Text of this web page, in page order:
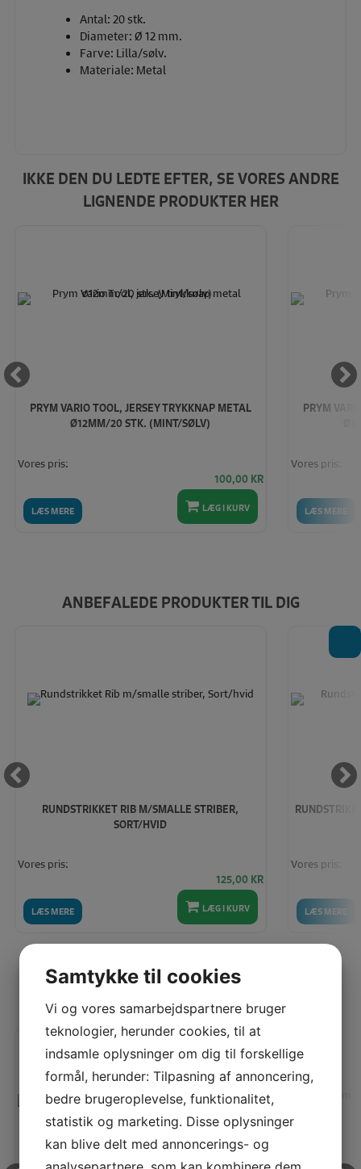
Antal: 20 stk.
Diameter: Ø 12 mm.
Farve: Lilla/sølv.
Materiale: Metal
IKKE DEN DU LEDTE EFTER, SE VORES ANDRE
LIGNENDE PRODUKTER HER
PRYM VARIO TOOL, JERSEY TRYKKNAP METAL
Ø12MM/20 STK. (MINT/SØLV)
LÆS MERE
Vores pris:
100,00 KR
LÆG I KURV
PRYM
LÆS MERE
Vores pris:
ANBEFALEDE PRODUKTER TIL DIG
RUNDSTRIKKET RIB M/SMALLE STRIBER,
SORT/HVID
LÆS MERE
Vores pris:
125,00 KR
LÆG I KURV LÆS MERE
Vores pris:
SENEST SETE PRODUKTER
Samtykke til cookies
Vi og vores samarbejdspartnere bruger
teknologier, herunder cookies, til at
indsamle oplysninger om dig til forskellige
formål, herunder: Tilpasning af annoncering,
bedre brugeroplevelse, funktionalitet,
statistik og marketing. Disse oplysninger
kan blive delt med annoncerings- og